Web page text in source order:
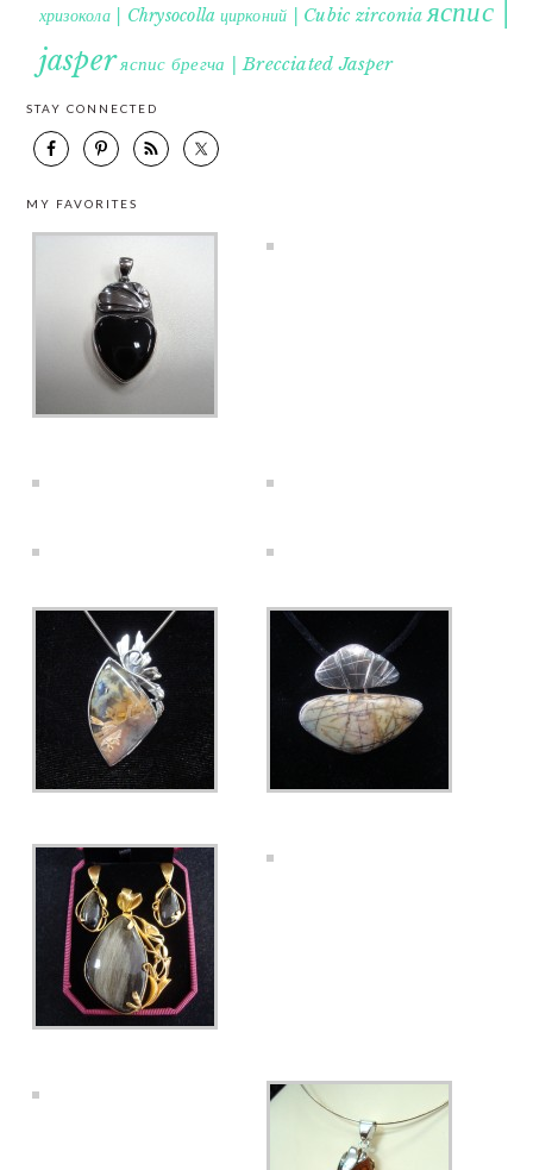
хризокола | Chrysocolla цирконий | Cubic zirconia яспис |
jasperяспис брегча | Brecciated Jasper
STAY CONNECTED
MY FAVORITES